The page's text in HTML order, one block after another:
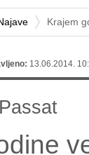
Krajem
13.06.2014.